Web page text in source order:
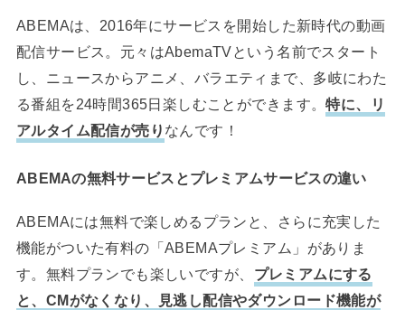
ABEMAは、2016年にサービスを開始した新時代の動画
配信サービス。元々はAbemaTVという名前でスタート
し、ニュースからアニメ、バラエティまで、多岐にわた
る番組を24時間365日楽しむことができます。特に、リ
アルタイム配信が売り なんです！
ABEMAの無料サービスとプレミアムサービスの違い
ABEMAには無料で楽しめるプランと、さらに充実した
機能がついた有料の「ABEMAプレミアム」がありま
す。無料プランでも楽しいですが、 プレミアムにする
と、CMがなくなり、見逃し配信やダウンロード機能が